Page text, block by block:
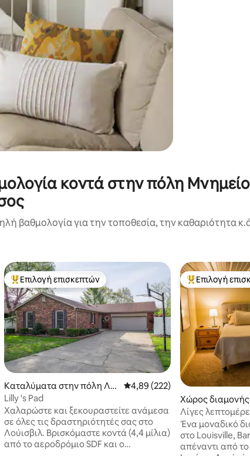
κοντά στην πόλη
βαθμολογία για την τοποθεσία, την καθαριότητα
4,96 στα 5, 165 κριτικές
Κορυφαία επιλογή επισκεπτών
Επιλογή επισκεπτών
Καταλύματα στην πόλη Λο
ύισβιλ
Μέση βαθμολογία: 4,89 στα 5,
4,89 (222)
Lilly 's Pad
Χαλαρώστε και ξεκουραστείτε ανάμεσα
σε όλες τις δραστηριότητές σας στο
Λούισβιλ. Βρισκόμαστε κοντά (4,4 μίλια)
από το αεροδρόμιο SDF και ο
Κορυφαία
Επιλογή
Χώρος
η Shepherdsville
Λίγες
Ένα μοναδικό
στο Louisville,
απέναντι από